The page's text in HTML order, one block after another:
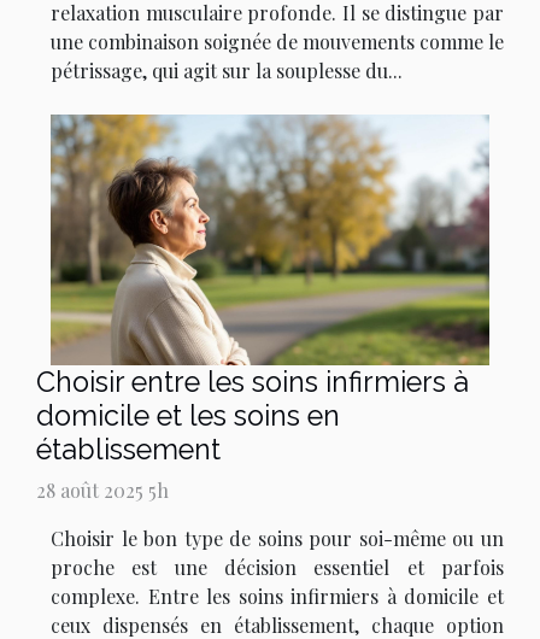
relaxation musculaire profonde. Il se distingue par
une combinaison soignée de mouvements comme le
pétrissage, qui agit sur la souplesse du...
Choisir entre les soins infirmiers à
domicile et les soins en
établissement
28 août 2025 5h
Choisir le bon type de soins pour soi-même ou un
proche est une décision essentiel et parfois
complexe. Entre les soins infirmiers à domicile et
ceux dispensés en établissement, chaque option